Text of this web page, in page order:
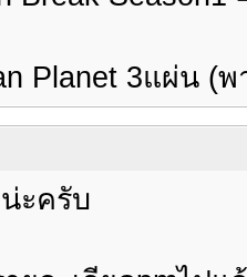
Planet 3แผ่น (
ะครับ